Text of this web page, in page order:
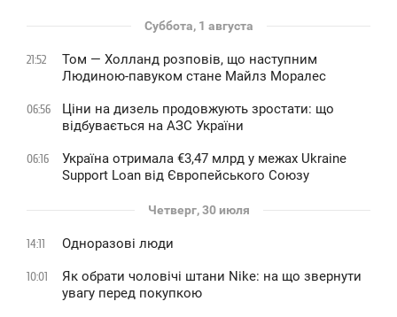
Суббота, 1 августа
21:52
Том — Холланд розповів, що наступним
Людиною-павуком стане Майлз Моралес
06:56
Ціни на дизель продовжують зростати: що
відбувається на АЗС України
06:16
Україна отримала €3,47 млрд у межах Ukraine
Support Loan від Європейського Союзу
Четверг, 30 июля
14:11 Одноразові люди
10:01
Як обрати чоловічі штани Nike: на що звернути
увагу перед покупкою